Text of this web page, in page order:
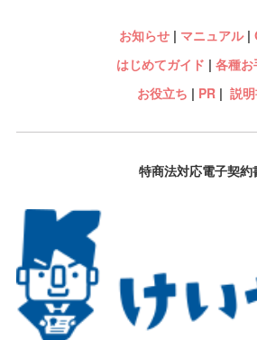
お知らせ| マニュアル|
はじめてガイド | 各種お
お役立ち | PR| 説
特商法対応電子契約